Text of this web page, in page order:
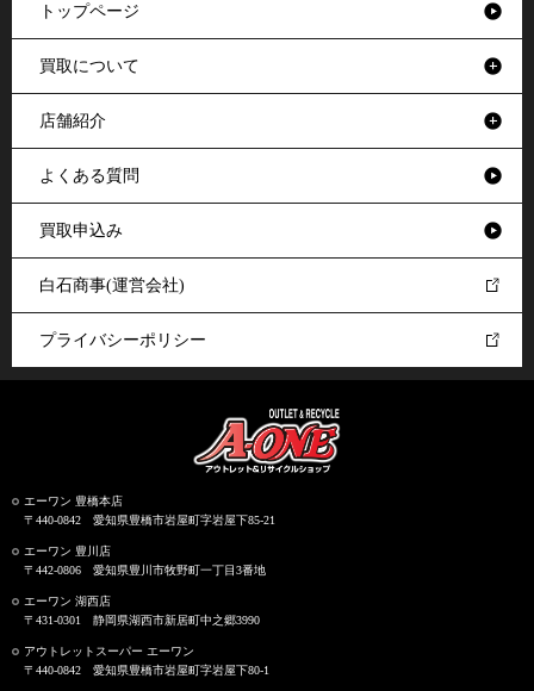
トップページ
買取について
店舗紹介
よくある質問
買取申込み
白石商事(運営会社)
プライバシーポリシー
エーワン 豊橋本店
〒440-0842 愛知県豊橋市岩屋町字岩屋下85-21
エーワン 豊川店
〒442-0806 愛知県豊川市牧野町一丁目3番地
エーワン 湖西店
〒431-0301 静岡県湖西市新居町中之郷3990
アウトレットスーパー エーワン
〒440-0842 愛知県豊橋市岩屋町字岩屋下80-1